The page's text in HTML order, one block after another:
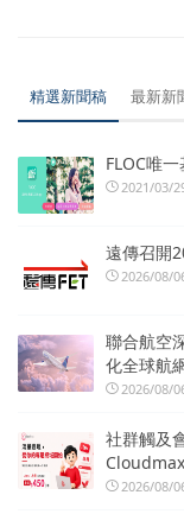
精選新聞稿 最新新
FLOC唯
2021/03/
遠傳召開
2026/08/
聯合航空
化全球航
2026/08/
社群觸及
2026/08/